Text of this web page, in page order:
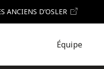
ANCIENS D’OSLER
Équipe